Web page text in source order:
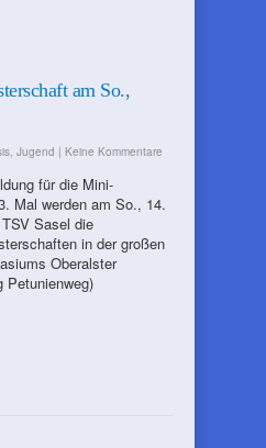
am So.,
, Jugend | Keine Kommentare
für die Mini-
Mal werden am So., 14.
Sasel die
in der großen
Oberalster
Petunienweg)